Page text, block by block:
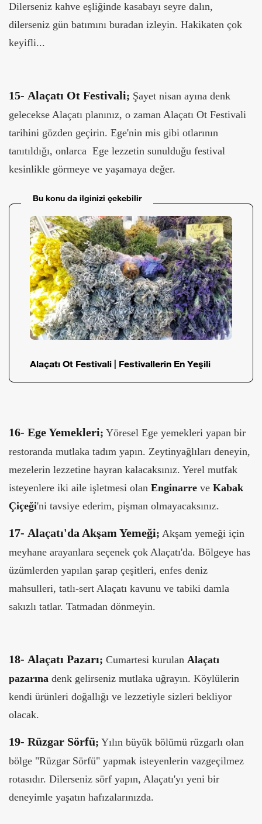
Dilerseniz kahve eşliğinde kasabayı seyre dalın,
dilerseniz gün batımını buradan izleyin. Hakikaten çok
keyifli...
15- Alaçatı Ot Festivali; Şayet nisan ayına denk
gelecekse Alaçatı planınız, o zaman Alaçatı Ot Festivali
tarihini gözden geçirin. Ege'nin mis gibi otlarının
tanıtıldığı, onlarca Ege lezzetin sunulduğu festival
kesinlikle görmeye ve yaşamaya değer.
Bu konu da ilginizi çekebilir
Alaçatı Ot Festivali | Festivallerin En Yeşili
16- Ege Yemekleri; Yöresel Ege yemekleri yapan bir
restoranda mutlaka tadım yapın. Zeytinyağlıları deneyin,
mezelerin lezzetine hayran kalacaksınız. Yerel mutfak
isteyenlere iki aile işletmesi olan Enginarre ve Kabak
Çiçeği'ni tavsiye ederim, pişman olmayacaksınız.
17- Alaçatı'da Akşam Yemeği; Akşam yemeği için
meyhane arayanlara seçenek çok Alaçatı'da. Bölgeye has
üzümlerden yapılan şarap çeşitleri, enfes deniz
mahsulleri, tatlı-sert Alaçatı kavunu ve tabiki damla
sakızlı tatlar. Tatmadan dönmeyin.
18- Alaçatı Pazarı; Cumartesi kurulan Alaçatı
pazarına denk gelirseniz mutlaka uğrayın. Köylülerin
kendi ürünleri doğallığı ve lezzetiyle sizleri bekliyor
olacak.
19- Rüzgar Sörfü; Yılın büyük bölümü rüzgarlı olan
bölge "Rüzgar Sörfü" yapmak isteyenlerin vazgeçilmez
rotasıdır. Dilerseniz sörf yapın, Alaçatı'yı yeni bir
deneyimle yaşatın hafızalarınızda.